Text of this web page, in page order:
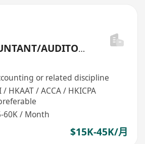
AUDITOR/
MANAGER
or related discipline
/ HKAAT / ACCA / HKICPA
60K / Month
$15K-45K/月